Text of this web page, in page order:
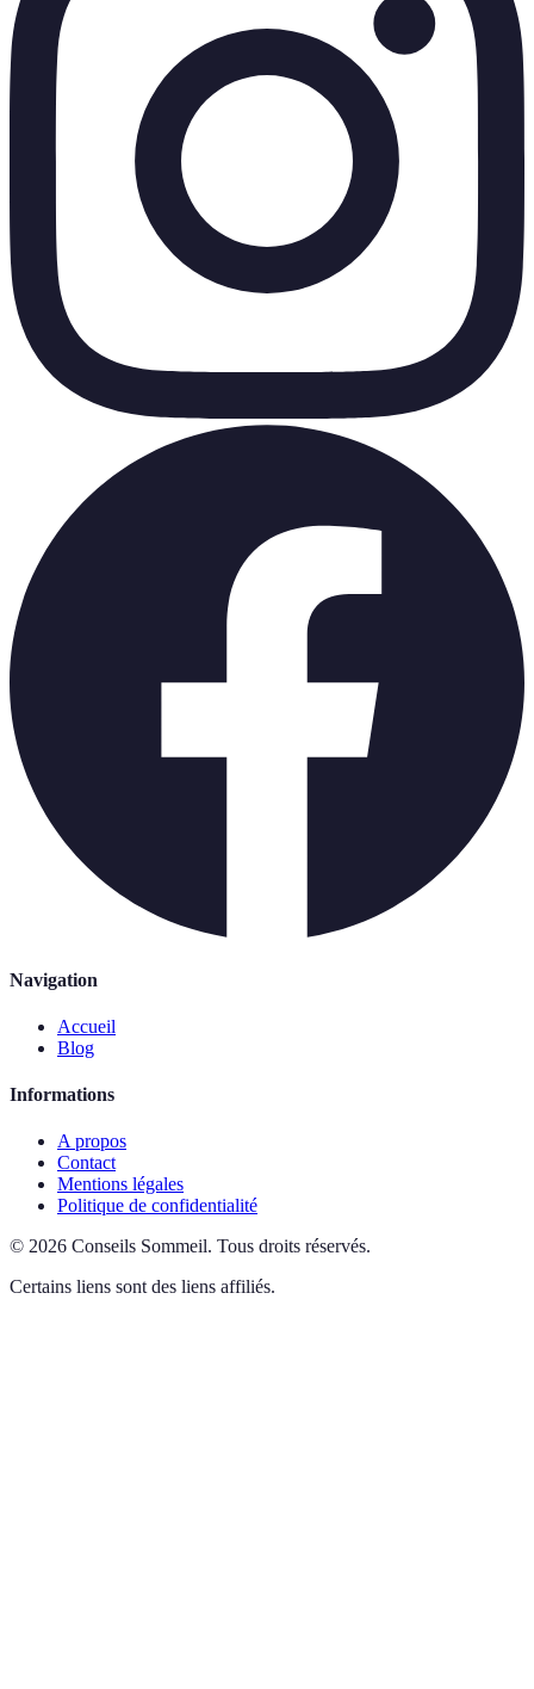
Navigation
Accueil
Blog
Informations
A propos
Contact
Mentions légales
Politique de confidentialité
© 2026 Conseils Sommeil. Tous droits réservés.
Certains liens sont des liens affiliés.